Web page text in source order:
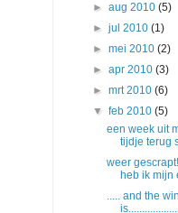
►aug 2010(5)
►jul 2010(1)
►mei 2010(2)
►apr 2010(3)
►mrt 2010(6)
▼feb 2010(5)
een week uit
tijdje terug
weer
heb ik mijn
..... and the